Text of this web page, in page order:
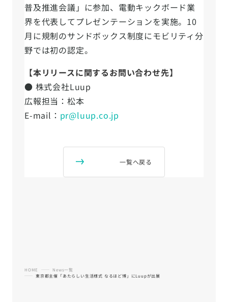
普及推進会議」に参加、電動キックボード業
界を代表してプレゼンテーションを実施。10
月に規制のサンドボックス制度にモビリティ分
野では初の認定。
【本リリースに関するお問い合わせ先】
● 株式会社Luup
広報担当：松本
E-mail： pr@luup.co.jp
一覧へ戻る
HOME
News一覧
東京都主催「あたらしい生活様式 なるほど博」にLuupが出展